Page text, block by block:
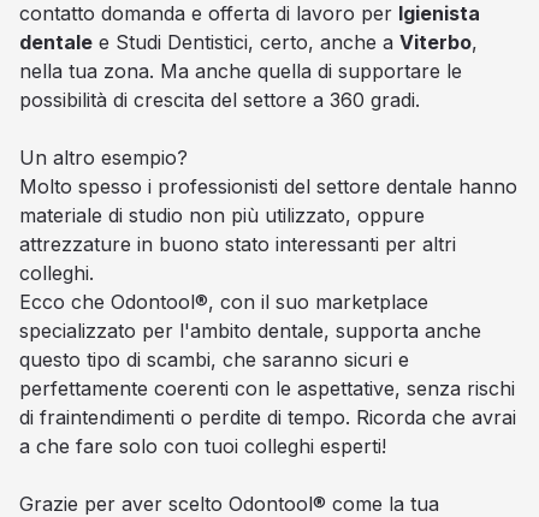
contatto domanda e offerta di lavoro per Igienista
dentale e Studi Dentistici, certo, anche a Viterbo,
nella tua zona. Ma anche quella di supportare le
possibilità di crescita del settore a 360 gradi.
Un altro esempio?
Molto spesso i professionisti del settore dentale hanno
materiale di studio non più utilizzato, oppure
attrezzature in buono stato interessanti per altri
colleghi.
Ecco che Odontool®, con il suo marketplace
specializzato per l'ambito dentale, supporta anche
questo tipo di scambi, che saranno sicuri e
perfettamente coerenti con le aspettative, senza rischi
di fraintendimenti o perdite di tempo. Ricorda che avrai
a che fare solo con tuoi colleghi esperti!
Grazie per aver scelto Odontool® come la tua